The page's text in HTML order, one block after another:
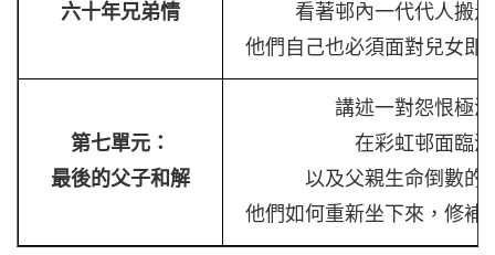
六十年兄弟情
看著邨內一代代人搬
他們自己也必須面對兒女即
第七單元：
最後的父子和解
講述一對怨恨極
在彩虹邨面臨
以及父親生命倒數的
他們如何重新坐下來，修補